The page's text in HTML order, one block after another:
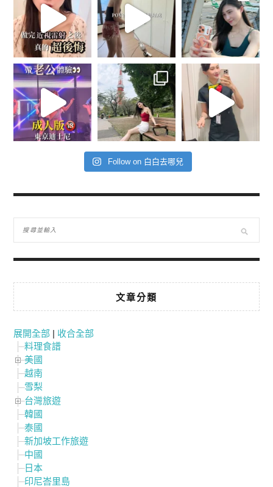
Follow on 白白去哪兒
文章分類
展開全部 | 收合全部
料理食譜
美國
越南
雪梨
台灣旅遊
韓國
泰國
新加坡工作旅遊
中國
日本
印尼峇里島